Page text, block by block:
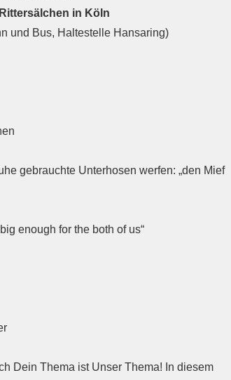
in Köln
und Bus, Haltestelle Hansaring)
gebrauchte Unterhosen werfen: „den Mief
enough for the both of us“
Dein Thema ist Unser Thema! In diesem